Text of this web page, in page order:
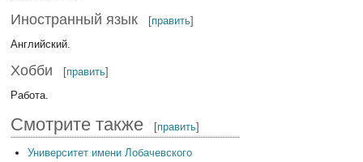
Иностранный язык [править]
Английский.
Хобби [править]
Работа.
Смотрите также [править]
Университет имени Лобачевского